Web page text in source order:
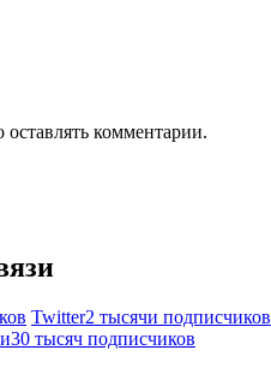
комментарии.
Twitter2 тысячи подписчиков
30 тысяч подписчиков